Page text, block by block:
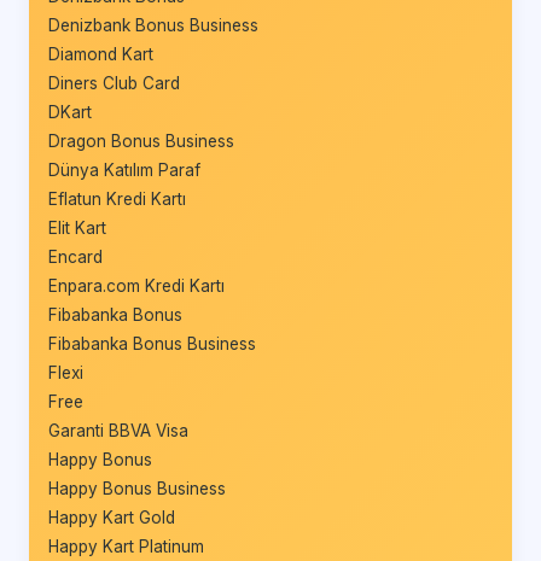
Denizbank Bonus Business
Diamond Kart
Diners Club Card
DKart
Dragon Bonus Business
Dünya Katılım Paraf
Eflatun Kredi Kartı
Elit Kart
Encard
Enpara.com Kredi Kartı
Fibabanka Bonus
Fibabanka Bonus Business
Flexi
Free
Garanti BBVA Visa
Happy Bonus
Happy Bonus Business
Happy Kart Gold
Happy Kart Platinum